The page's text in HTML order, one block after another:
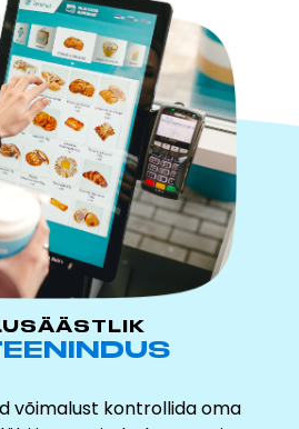
võimalust kontrollida oma